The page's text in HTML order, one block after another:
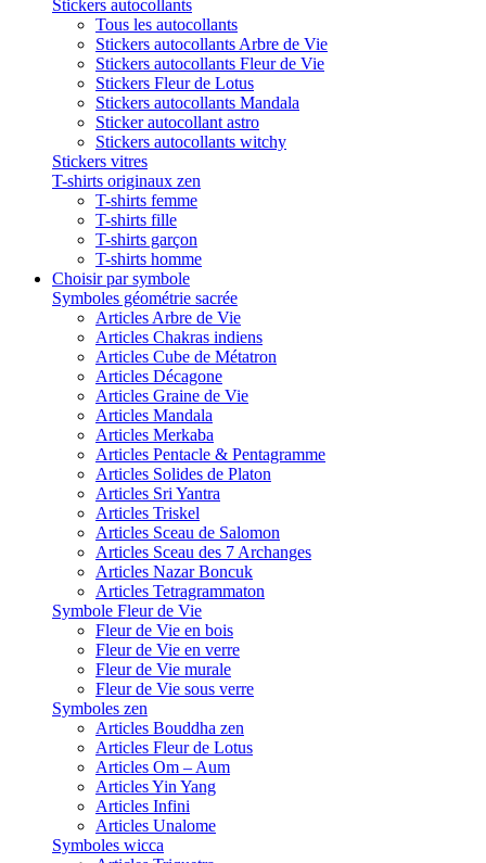
Stickers autocollants
Tous les autocollants
Stickers autocollants Arbre de Vie
Stickers autocollants Fleur de Vie
Stickers Fleur de Lotus
Stickers autocollants Mandala
Sticker autocollant astro
Stickers autocollants witchy
Stickers vitres
T-shirts originaux zen
T-shirts femme
T-shirts fille
T-shirts garçon
T-shirts homme
Choisir par symbole
Symboles géométrie sacrée
Articles Arbre de Vie
Articles Chakras indiens
Articles Cube de Métatron
Articles Décagone
Articles Graine de Vie
Articles Mandala
Articles Merkaba
Articles Pentacle & Pentagramme
Articles Solides de Platon
Articles Sri Yantra
Articles Triskel
Articles Sceau de Salomon
Articles Sceau des 7 Archanges
Articles Nazar Boncuk
Articles Tetragrammaton
Symbole Fleur de Vie
Fleur de Vie en bois
Fleur de Vie en verre
Fleur de Vie murale
Fleur de Vie sous verre
Symboles zen
Articles Bouddha zen
Articles Fleur de Lotus
Articles Om – Aum
Articles Yin Yang
Articles Infini
Articles Unalome
Symboles wicca